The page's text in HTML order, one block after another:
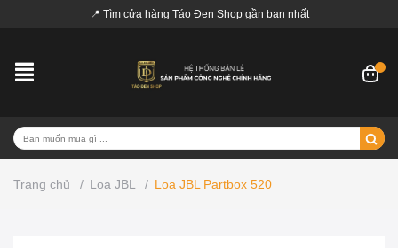
📍 Tìm cửa hàng Táo Đen Shop gần bạn nhất
Trang chủ / Loa JBL / Loa JBL Partbox 520